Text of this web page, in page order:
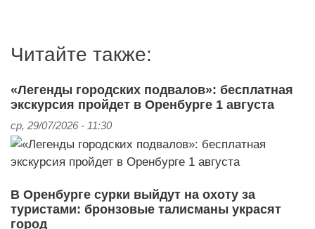
Читайте также:
«Легенды городских подвалов»: бесплатная
экскурсия пройдет в Оренбурге 1 августа
ср, 29/07/2026 - 11:30
В Оренбурге сурки выйдут на охоту за
туристами: бронзовые талисманы украсят
город